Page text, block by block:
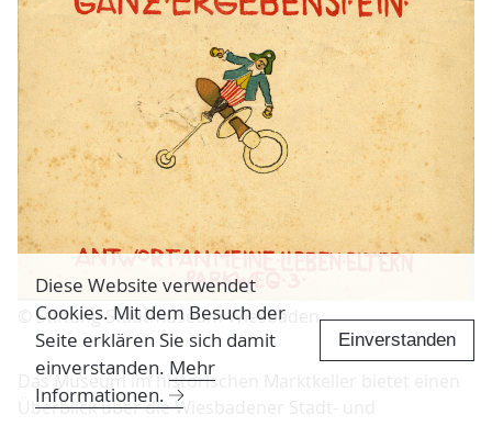
© Stiftung Stadtmuseum Wiesbaden
Das Museum im historischen Marktkeller bietet einen
Überblick über die Wiesbadener Stadt- und
Diese Website verwendet
Cookies. Mit dem Besuch der
Seite erklären Sie sich damit
einverstanden. Mehr
Informationen.
Einverstanden